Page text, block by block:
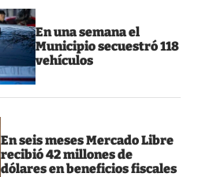
En una semana el
Municipio secuestró 118
vehículos
En seis meses Mercado Libre
recibió 42 millones de
dólares en beneficios fiscales